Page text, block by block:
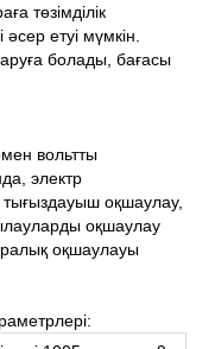
төзімділік
етуі мүмкін.
болады, бағасы
вольтты
электр
оқшаулау,
оқшаулау
оқшаулауы